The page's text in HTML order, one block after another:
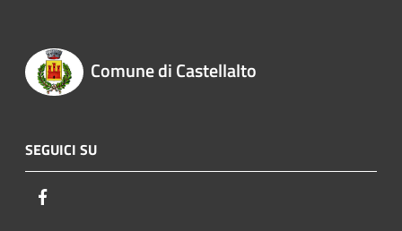
Comune di Castellalto
SEGUICI SU